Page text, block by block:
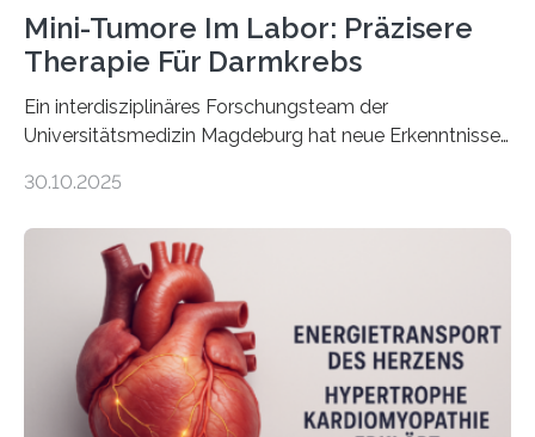
Mini-Tumore Im Labor: Präzisere
Therapie Für Darmkrebs
Ein interdisziplinäres Forschungsteam der
Universitätsmedizin Magdeburg hat neue Erkenntnisse
behandelt werden kann. In ihrer aktuellen Studie,
Oncology, zeigen die Forschenden, dass Mini-Tumore
aus Gewebe von Patientinnen und Patienten –
sogenannte Organoide – genutzt werden können, um
vorab zu prüfen, welche Medikamente am besten
wirken. Dabei wurde ein Eiweiß identifiziert, das künftig
als Biomarker für die Wahl der passenden Therapie
dienen könnte. Darmkrebs zählt weltweit zu den
30.10.2025